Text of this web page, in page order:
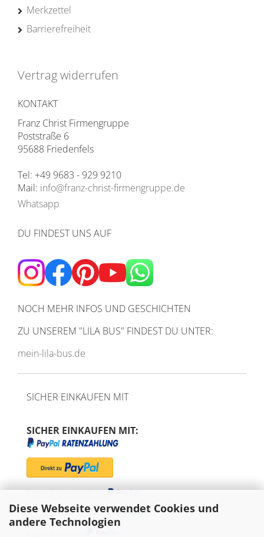
Diese Webseite verwendet Cookies und
andere Technologien
Merkzettel
Barrierefreiheit
Vertrag widerrufen
KONTAKT
Franz Christ Firmengruppe
Poststraße 6
95688 Friedenfels
Tel: +49 9683 - 929 9210
Mail: info@franz-christ-firmengruppe.de
Whatsapp
DU FINDEST UNS AUF
NOCH MEHR INFOS UND GESCHICHTEN
ZU UNSEREM "LILA BUS" FINDEST DU UNTER:
mein-lila-bus.de
SICHER EINKAUFEN MIT
SICHER EINKAUFEN MIT:
"Später bezahlen" via